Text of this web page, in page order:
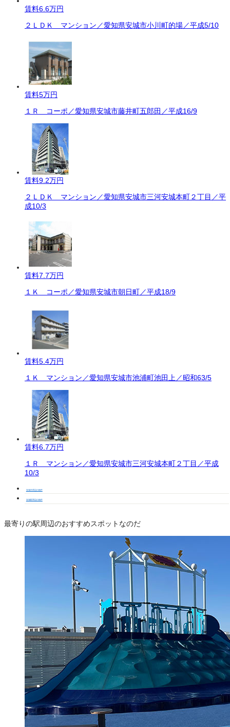
賃料6.6万円
２ＬＤＫ マンション／愛知県安城市小川町的場／平成5/10
賃料5万円
１Ｒ コーポ／愛知県安城市藤井町五郎田／平成16/9
賃料9.2万円
２ＬＤＫ マンション／愛知県安城市三河安城本町２丁目／平
成10/3
賃料7.7万円
１Ｋ コーポ／愛知県安城市朝日町／平成18/9
賃料5.4万円
１Ｋ マンション／愛知県安城市池浦町池田上／昭和63/5
賃料6.7万円
１Ｒ マンション／愛知県安城市三河安城本町２丁目／平成
10/3
安城市周辺の物件
安城駅周辺の物件
最寄りの駅周辺のおすすめスポットなのだ